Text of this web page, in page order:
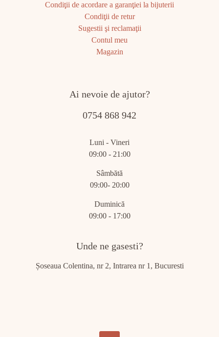
Condiţii de acordare a garanţiei la bijuterii
Condiţii de retur
Sugestii şi reclamaţii
Contul meu
Magazin
Ai nevoie de ajutor?
0754 868 942
Luni - Vineri
09:00 - 21:00
Sâmbătă
09:00- 20:00
Duminică
09:00 - 17:00
Unde ne gasesti?
Șoseaua Colentina, nr 2, Intrarea nr 1, Bucuresti